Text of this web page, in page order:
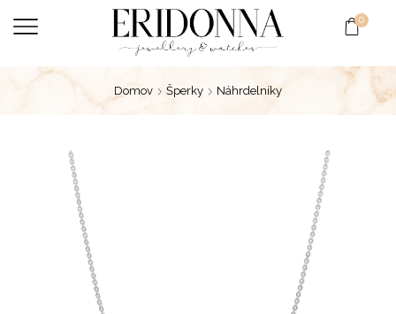
0
Domov Šperky Náhrdelníky